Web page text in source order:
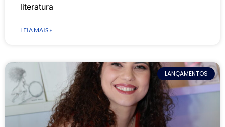
literatura
LEIA MAIS »
LANÇAMENTOS